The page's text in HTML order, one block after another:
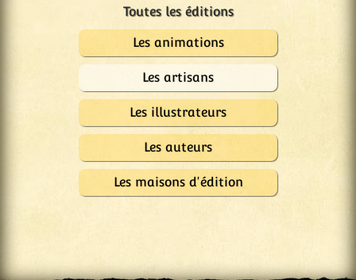
Les animations
Les artisans
Les illustrateurs
Les auteurs
Les maisons d'édition